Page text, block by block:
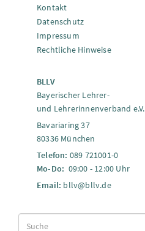
Kontakt
Datenschutz
Impressum
Rechtliche Hinweise
BLLV
Bayerischer Lehrer-
und Lehrerinnenverband e.V.
Bavariaring 37
80336 München
Telefon: 089 721001-0
Mo-Do: 09:00 - 12:00 Uhr
Email: bllv@bllv.de